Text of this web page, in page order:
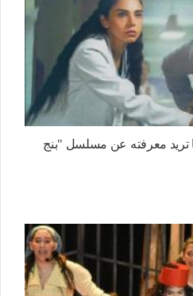
تريد معرفته عن مسلسل "بنج